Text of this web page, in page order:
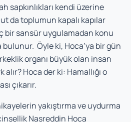
sapkınlıkları kendi üzerine
da toplumun kapalı kapılar
bir sansür uygulamadan konu
bulunur. Öyle ki, Hoca’ya bir gün
organı büyük olan insan
Hoca der ki: Hamallığı o
çıkarır.
yakıştırma ve uydurma
Nasreddin Hoca